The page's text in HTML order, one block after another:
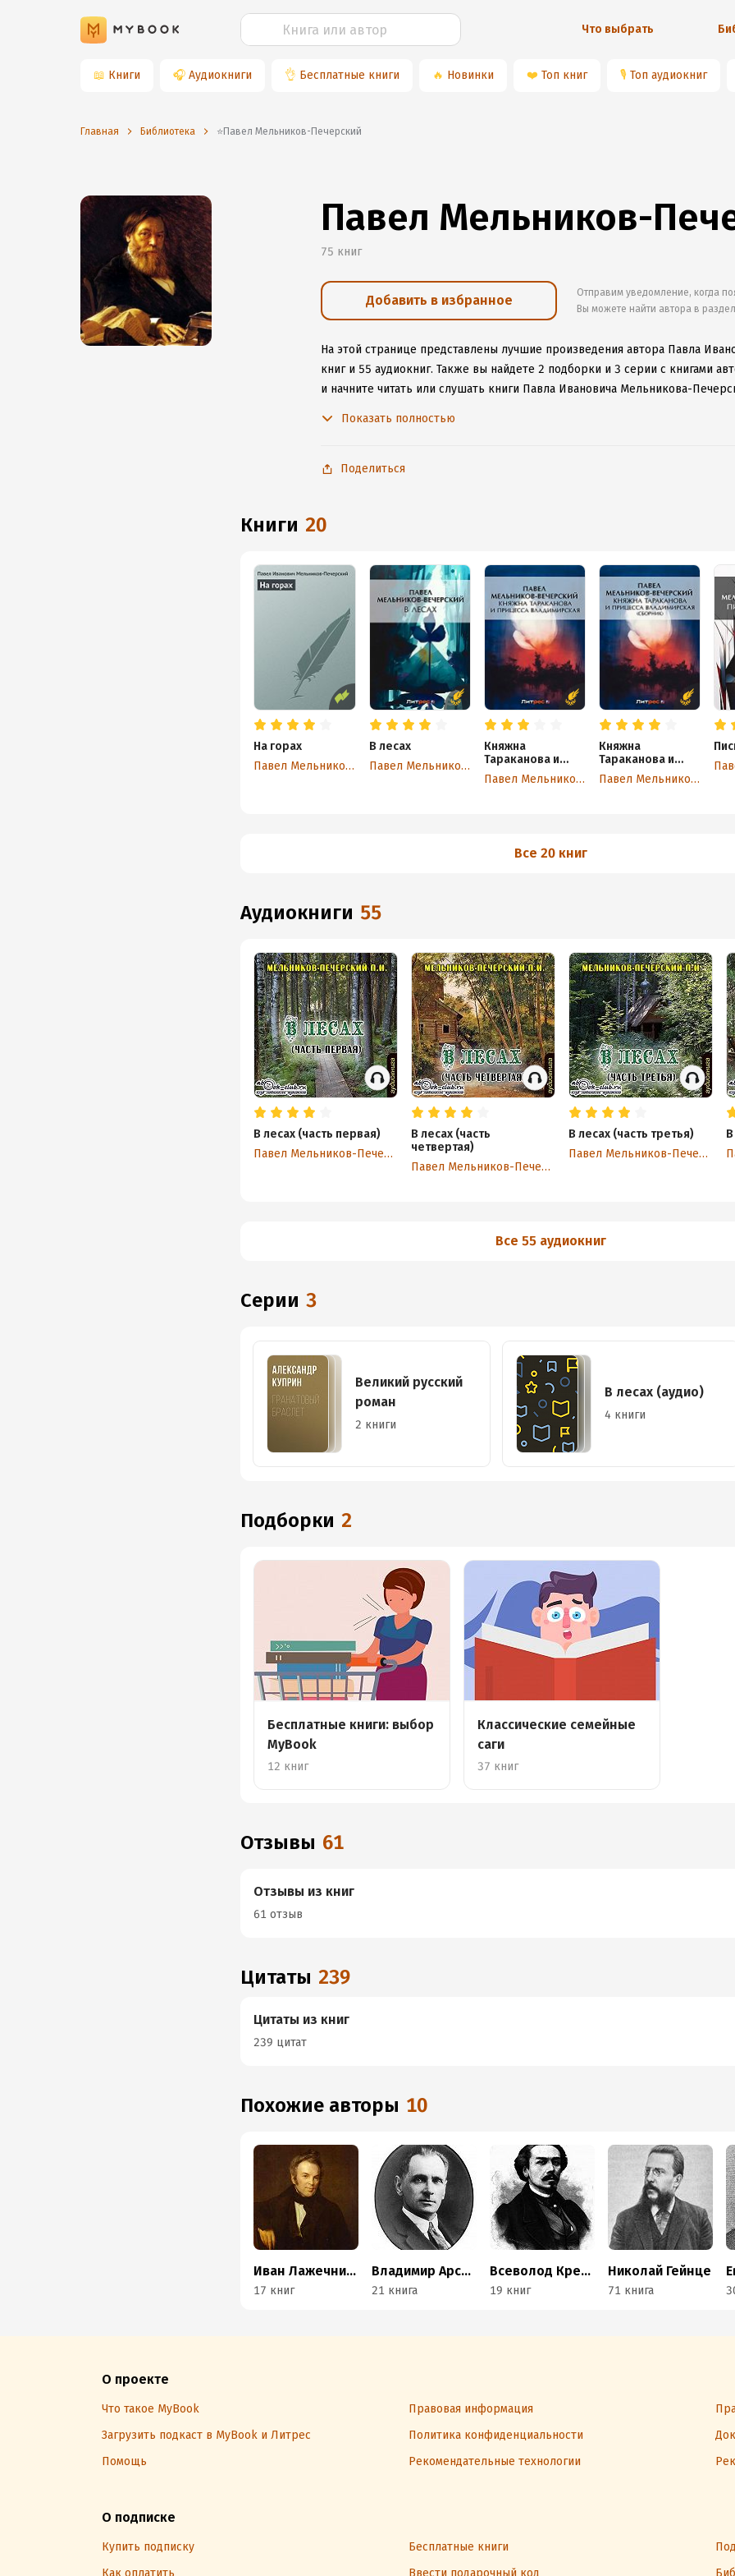
Что выбрать
📖 Книги 🎧 Аудиокниги 👌 Бесплатные книги 🔥 Новинки ❤️ Топ книг 🎙 Топ аудиокниг
Главная Библиотека ⭐️Павел Мельников-Печерский
Павел Мельников-
75 книг
Добавить в избранное
Отправим уведомление, когда
Вы можете найти автора в
На этой странице представлены лучшие произведения автора Павла
книг и 55 аудиокниг. Также вы найдете 2 подборки и 3 серии с книгами
и начните читать или слушать книги Павла Ивановича Мельникова-
Показать полностью
Поделиться
книги 20
На горах
Павел Мельников-Печерский
В лесах
Павел Мельников-Печерский
Княжна
Тараканова и
принцесса
Владимирская
Павел Мельников-Печерский
Княжна
Тараканова и
принцесса
Владимирская
Павел Мельников-Печерский
Все 20 книг
аудиокниги 55
В лесах (часть первая)
Павел Мельников-Печерский
В лесах (часть
четвертая)
Павел Мельников-Печерский
В лесах (часть третья)
Павел Мельников-Печерский
Все 55 аудиокниг
Серии 3
Великий русский
роман
2 книги
В лесах (аудио)
4 книги
Подборки 2
Бесплатные книги: выбор
MyBook
12 книг
Классические семейные
саги
37 книг
Отзывы 61
Отзывы из книг
61 отзыв
Цитаты 239
Цитаты из книг
239 цитат
Похожие авторы 10
Иван Лажечников
17 книг
Владимир Арсеньев
21 книга
Всеволод Крестовский
19 книг
Николай Гейнце
71 книга
О проекте
Что такое MyBook Правовая информация
Загрузить подкаст в MyBook и Литрес
Политика конфиденциальности
Помощь
Рекомендательные технологии
О подписке
Купить подписку Бесплатные книги
Как оплатить
Ввести подарочный код